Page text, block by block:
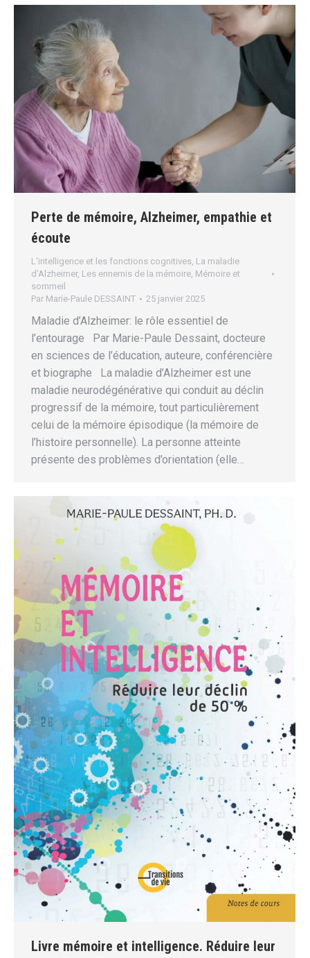
Perte de mémoire, Alzheimer, empathie et
écoute
L'intelligence et les fonctions cognitives, La maladie
d’Alzheimer, Les ennemis de la mémoire, Mémoire et
sommeil
Par Marie-Paule DESSAINT 25 janvier 2025
Maladie d’Alzheimer: le rôle essentiel de
l’entourage Par Marie-Paule Dessaint, docteure
en sciences de l’éducation, auteure, conférencière
et biographe La maladie d’Alzheimer est une
maladie neurodégénérative qui conduit au déclin
progressif de la mémoire, tout particulièrement
celui de la mémoire épisodique (la mémoire de
l’histoire personnelle). La personne atteinte
présente des problèmes d’orientation (elle…
Livre mémoire et intelligence. Réduire leur